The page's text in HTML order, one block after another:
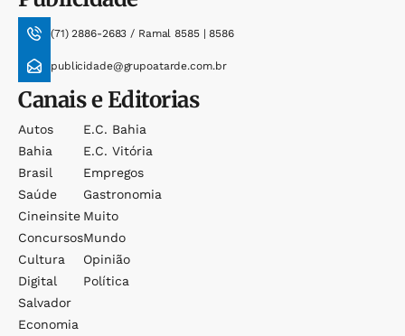
(71) 2886-2683 / Ramal 8585 | 8586
publicidade@grupoatarde.com.br
Canais e Editorias
Autos
Bahia
Brasil
Saúde
Cineinsite
Concursos
Cultura
Digital
Salvador
Economia
E.c. Bahia
E.c. Vitória
Empregos
Gastronomia
Muito
Mundo
Opinião
Política